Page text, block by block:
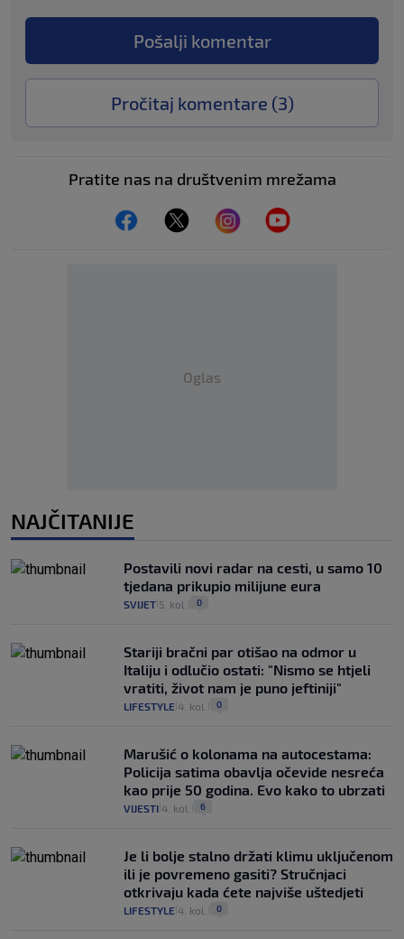
Pošalji komentar
Pročitaj komentare (3)
Pratite nas na društvenim mrežama
Oglas
NAJČITANIJE
Postavili novi radar na cesti, u samo 10
tjedana prikupio milijune eura
SVIJET 5. kol. 0
Stariji bračni par otišao na odmor u
Italiju i odlučio ostati: "Nismo se htjeli
vratiti, život nam je puno jeftiniji"
LIFESTYLE 4. kol. 0
Marušić o kolonama na autocestama:
Policija satima obavlja očevide nesreća
kao prije 50 godina. Evo kako to ubrzati
VIJESTI 4. kol. 6
Je li bolje stalno držati klimu uključenom
ili je povremeno gasiti? Stručnjaci
otkrivaju kada ćete najviše uštedjeti
LIFESTYLE 4. kol. 0